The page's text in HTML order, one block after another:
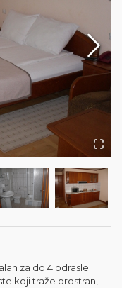
za do 4 odrasle
koji traže prostran,